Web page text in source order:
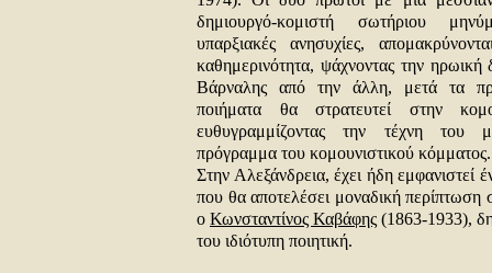
δημιουργό-κομιστή σωτήριου
υπαρξιακές ανησυχίες,
καθημερινότητα, ψάχνοντας την
Βάρναλης από την άλλη, μετά τα
ποιήματα θα στρατευτεί στην
ευθυγραμμίζοντας την τέχνη του
πρόγραμμα του κομουνιστικού κόμματος.
Στην Αλεξάνδρεια, έχει ήδη εμφανιστεί
που θα αποτελέσει μοναδική περίπτωση
ο Κωνσταντίνος Καβάφης (1863-1933),
του ιδιότυπη ποιητική.